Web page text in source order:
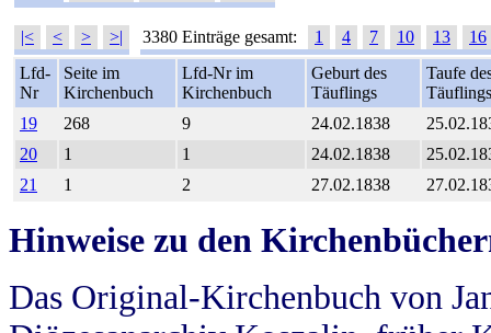
|< < > >| 3380 Einträge gesamt: 1 4 7 10 13
16
Lfd-
Nr
Seite im
Kirchenbuch
Lfd-Nr im
Kirchenbuch
Geburt des
Täuflings
Taufe
Täuflings
19
268 9 24.02.1838
20
1 1 24.02.1838
21
1 2 27.02.1838
Hinweise zu den
Das Original-Kirchenbuch von